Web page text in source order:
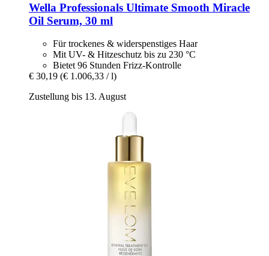
Wella Professionals Ultimate Smooth Miracle
Oil Serum, 30 ml
Für trockenes & widerspenstiges Haar
Mit UV- & Hitzeschutz bis zu 230 °C
Bietet 96 Stunden Frizz-Kontrolle
€ 30,19 (€ 1.006,33 / l)
Zustellung bis 13. August